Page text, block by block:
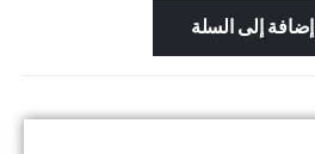
إضافة إلى السلة